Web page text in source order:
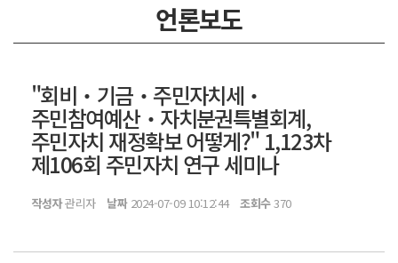
언론보도
"회비‧기금‧주민자치세‧
주민참여예산‧자치분권특별회계,
주민자치 재정확보 어떻게?" 1,123차
제106회 주민자치 연구 세미나
작성자관리자 날짜2024-07-09 10:12:44 조회수370